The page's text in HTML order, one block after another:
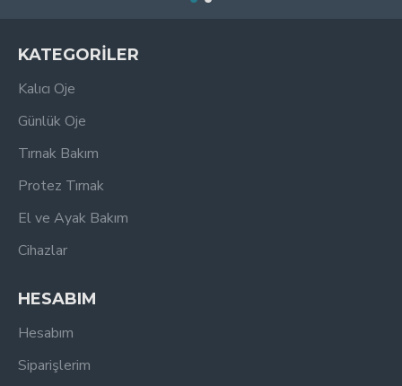
KATEGORİLER
Kalıcı Oje
Günlük Oje
Tırnak Bakım
Protez Tırnak
El ve Ayak Bakım
Cihazlar
HESABIM
Hesabım
Siparişlerim